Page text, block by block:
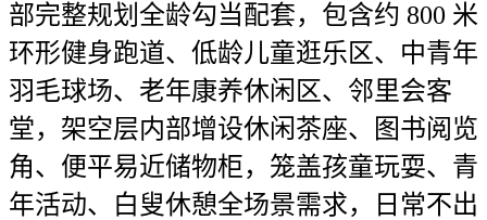
部完整规划全龄勾当配套，包含约 800 米
环形健身跑道、低龄儿童逛乐区、中青年
羽毛球场、老年康养休闲区、邻里会客
堂，架空层内部增设休闲茶座、图书阅览
角、便平易近储物柜，笼盖孩童玩耍、青
年活动、白叟休憩全场景需求，日常不出